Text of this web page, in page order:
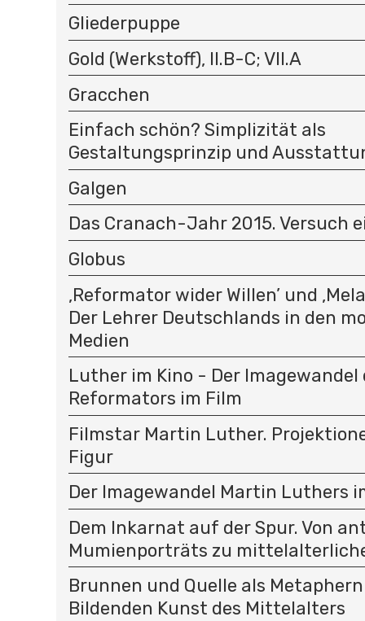
Gliederpuppe
Gold (Werkstoff), II.B-C; VII.A
Gracchen
Einfach schön? Simplizität als
Gestaltungsprinzip und
Galgen
Das Cranach-Jahr 2015. Versuch
Globus
‚Reformator wider Willen’ und
Der Lehrer Deutschlands in den
Medien
Luther im Kino - Der Imagewandel
Reformators im Film
Filmstar Martin Luther.
Figur
Der Imagewandel Martin Luthers
Dem Inkarnat auf der Spur. Von
Mumienporträts zu
Brunnen und Quelle als
Bildenden Kunst des Mittelalters